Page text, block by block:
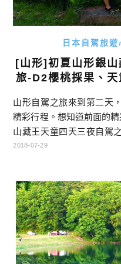
日本自駕旅遊
[山形]初夏山形銀
旅-D2櫻桃採果、
山形自駕之旅來到第二天
精彩行程。想知道前面的
山藏王天童四天三夜自駕
程塞滿滿，因為旅行中的
8 台北→仙台
2018-07-29